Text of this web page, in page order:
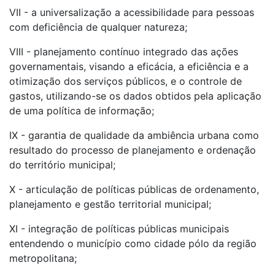
VII - a universalização a acessibilidade para pessoas
com deficiência de qualquer natureza;
VIII - planejamento contínuo integrado das ações
governamentais, visando a eficácia, a eficiência e a
otimização dos serviços públicos, e o controle de
gastos, utilizando-se os dados obtidos pela aplicação
de uma política de informação;
IX - garantia de qualidade da ambiência urbana como
resultado do processo de planejamento e ordenação
do território municipal;
X - articulação de políticas públicas de ordenamento,
planejamento e gestão territorial municipal;
XI - integração de políticas públicas municipais
entendendo o município como cidade pólo da região
metropolitana;